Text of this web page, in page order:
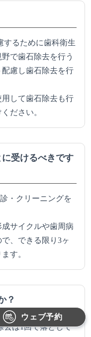
するために歯科衛生
で歯石除去を行う
慮し歯石除去を行
して歯石除去も行
ださい。
受けるべきです
・クリーニングを
サイクルや歯周病
、できる限り3ヶ
す。
？
去は1回で落として
ウェブ予約